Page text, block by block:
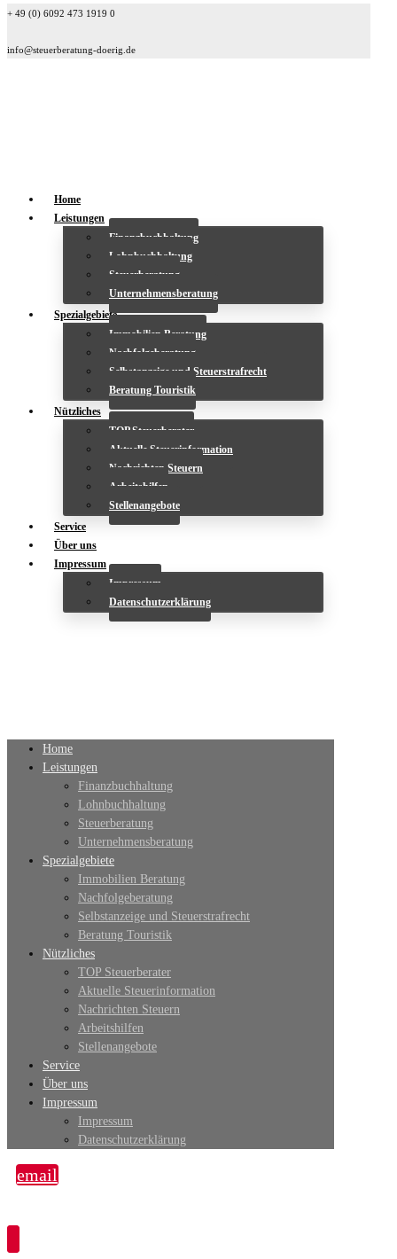
+ 49 (0) 6092 473 1919 0
info@steuerberatung-doerig.de
Home
Leistungen
Finanzbuchhaltung
Lohnbuchhaltung
Steuerberatung
Unternehmensberatung
Spezialgebiete
Immobilien Beratung
Nachfolgeberatung
Selbstanzeige und Steuerstrafrecht
Beratung Touristik
Nützliches
TOP Steuerberater
Aktuelle Steuerinformation
Nachrichten Steuern
Arbeitshilfen
Stellenangebote
Service
Über uns
Impressum
Impressum
Datenschutzerklärung
Home
Leistungen
Finanzbuchhaltung
Lohnbuchhaltung
Steuerberatung
Unternehmensberatung
Spezialgebiete
Immobilien Beratung
Nachfolgeberatung
Selbstanzeige und Steuerstrafrecht
Beratung Touristik
Nützliches
TOP Steuerberater
Aktuelle Steuerinformation
Nachrichten Steuern
Arbeitshilfen
Stellenangebote
Service
Über uns
Impressum
Impressum
Datenschutzerklärung
email